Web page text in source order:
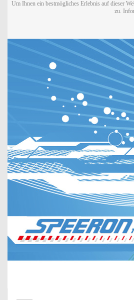
Um Ihnen ein bestmögliches Erlebnis auf dieser
zu.